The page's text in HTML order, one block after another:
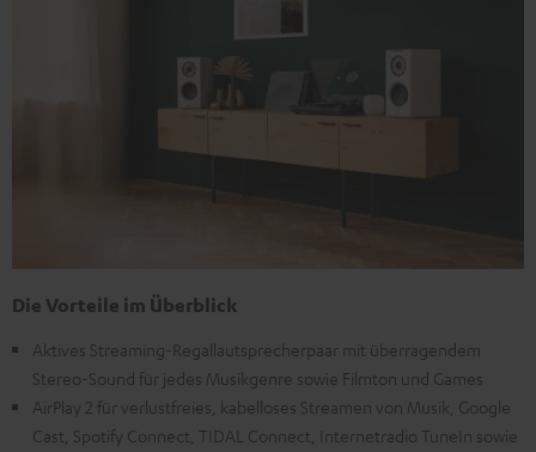
Die Vorteile im Überblick
Aktives Streaming-Regallautsprecherpaar mit überragendem
Stereo-Sound für jedes Musikgenre sowie Filmton und Games
AirPlay 2 für verlustfreies, kabelloses Streamen von Musik, Google
Cast, Spotify Connect, TIDAL Connect, Internetradio TuneIn sowie